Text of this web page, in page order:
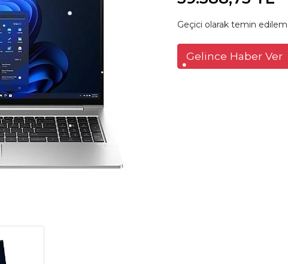
Geçici olarak temin
Gelince Haber Ver